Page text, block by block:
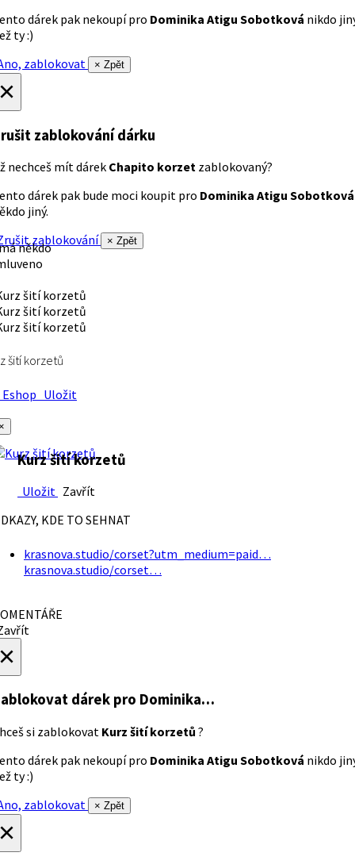
dárek pak nekoupí pro Dominika Atigu Sobotková nikdo
ty :)
zablokovat
× Zpět
zablokování dárku
nechceš mít dárek Chapito korzet zablokovaný?
dárek pak bude moci koupit pro Dominika Atigu Sobotková
jiný.
zablokování
× Zpět
někdo
šití korzetů
Uložit
Kurz šití korzetů
Uložit Zavřít
KDE TO SEHNAT
krasnova.studio/corset?utm_medium=paid…
krasnova.studio/corset…
dárek pro Dominika…
si zablokovat Kurz šití korzetů ?
dárek pak nekoupí pro Dominika Atigu Sobotková nikdo
ty :)
zablokovat
× Zpět